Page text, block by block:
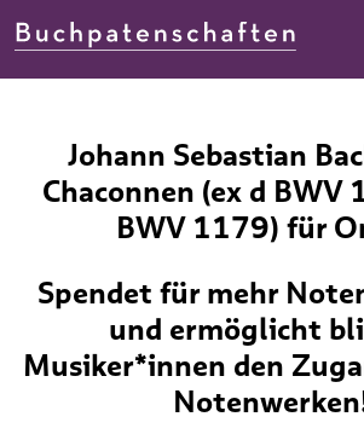
Johann Sebastian
Chaconnen (ex d BWV
BWV 1179) für
Spendet für mehr
und ermöglicht
Musiker*innen den